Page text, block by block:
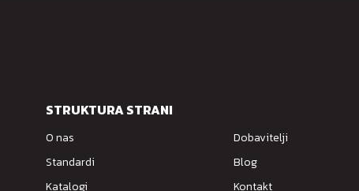
STRUKTURA STRANI
O nas
Standardi
Katalogi
Dobavitelji
Blog
Kontakt